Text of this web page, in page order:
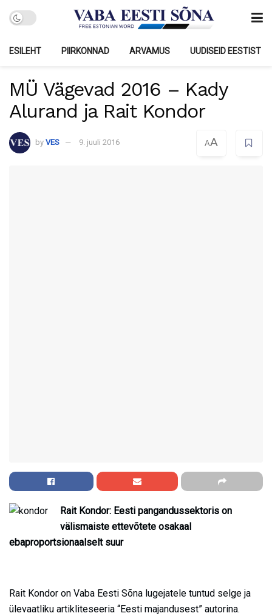
ESILEHT PIIRKONNAD ARVAMUS UUDISEID EESTIST
MÜ Vägevad 2016 – Kady
Alurand ja Rait Kondor
by VES 9. juuli 2016 AA
Rait Kondor: Eesti pangandussektoris on
välismaiste ettevõtete osakaal
ebaproportsionaalselt suur
Rait Kondor on Vaba Eesti Sõna lugejatele tuntud selge ja
ülevaatliku artikliteseeria “Eesti majandusest” autorina.